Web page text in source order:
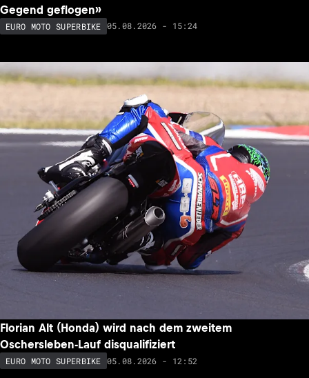
Gegend geflogen»
EURO MOTO SUPERBIKE 05.08.2026 - 15:24
Florian Alt (Honda) wird nach dem zweitem
Oschersleben-Lauf disqualifiziert
EURO MOTO SUPERBIKE 05.08.2026 - 12:52